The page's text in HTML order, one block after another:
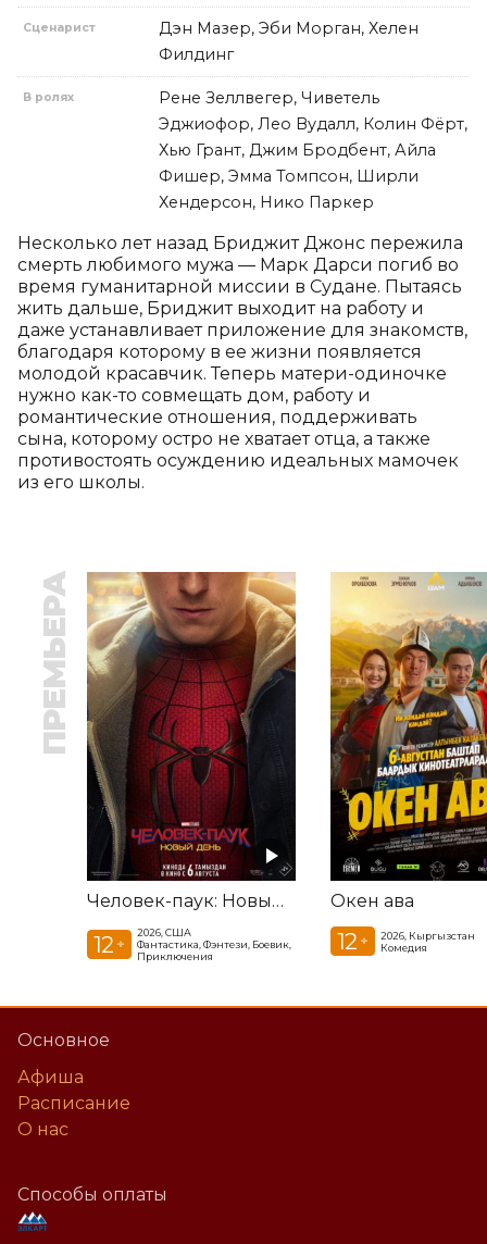
Сценарист
Дэн Мазер, Эби Морган, Хелен
Филдинг
В ролях
Рене Зеллвегер, Чиветель
Эджиофор, Лео Вудалл, Колин Фёрт,
Хью Грант, Джим Бродбент, Айла
Фишер, Эмма Томпсон, Ширли
Хендерсон, Нико Паркер
Несколько лет назад Бриджит Джонс пережила
смерть любимого мужа — Марк Дарси погиб во
время гуманитарной миссии в Судане. Пытаясь
жить дальше, Бриджит выходит на работу и
даже устанавливает приложение для знакомств,
благодаря которому в ее жизни появляется
молодой красавчик. Теперь матери-одиночке
нужно как-то совмещать дом, работу и
романтические отношения, поддерживать
сына, которому остро не хватает отца, а также
противостоять осуждению идеальных мамочек
из его школы.
ПРЕМЬЕРА
Человек-паук: Новый день
12 +
2026, США
Фантастика, Фэнтези, Боевик,
Приключения
Окен ава
12 +
2026, Кыргызстан
Комедия
Основное
Афиша
Расписание
О нас
Способы оплаты